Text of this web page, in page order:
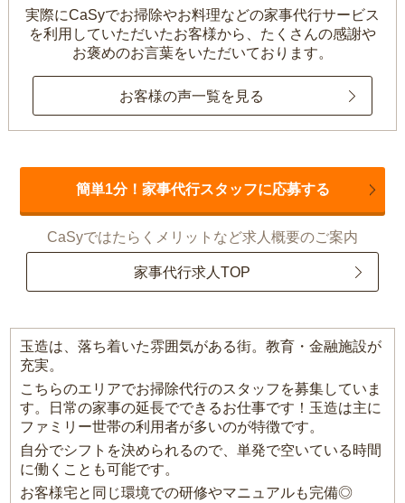
実際にCaSyでお掃除やお料理などの家事代行サービス
を利用していただいたお客様から、 たくさんの感謝や
お褒めのお言葉をいただいております。
お客様の声一覧を見る
簡単1分！家事代行スタッフに応募する
CaSyではたらくメリットなど求人概要のご案内
家事代行求人TOP
玉造は、落ち着いた雰囲気がある街。教育・金融施設が
充実。
こちらのエリアでお掃除代行のスタッフを募集していま
す。日常の家事の延長でできるお仕事です！玉造は主に
ファミリー世帯の利用者が多いのが特徴です。
自分でシフトを決められるので、単発で空いている時間
に働くことも可能です。
お客様宅と同じ環境での研修やマニュアルも完備◎